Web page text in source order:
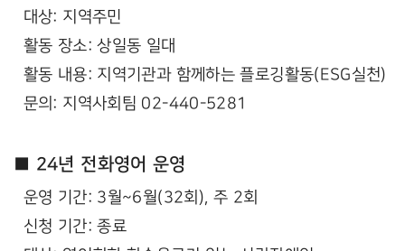
대상: 지역주민
활동 장소: 상일동 일대
활동 내용: 지역기관과 함께하는 플로깅활동(ESG실천)
문의: 지역사회팀 02-440-5281
■ 24년 전화영어 운영
운영 기간: 3월~6월(32회), 주 2회
신청 기간: 종료